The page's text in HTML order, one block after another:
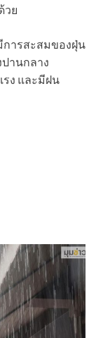
วย
การสะสมของฝุ่น
านกลาง
ง และมีฝน